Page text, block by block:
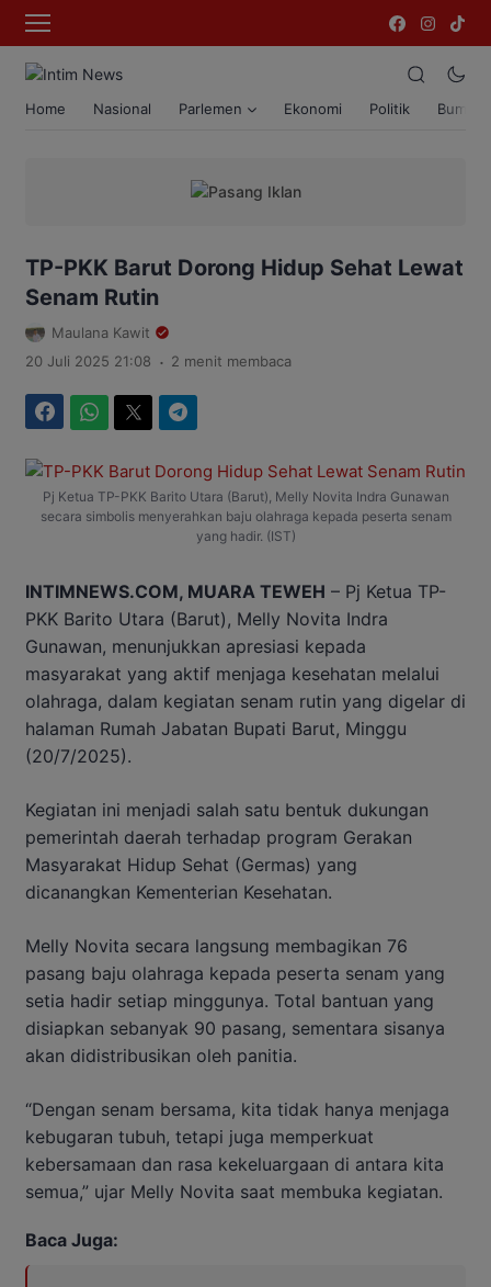
Home Nasional Parlemen Ekonomi Politik Bumi
TP-PKK Barut Dorong Hidup Sehat Lewat
Senam Rutin
Maulana Kawit
20 Juli 2025 21:08 . 2 menit membaca
Pj Ketua TP-PKK Barito Utara (Barut), Melly Novita Indra Gunawan
secara simbolis menyerahkan baju olahraga kepada peserta senam
yang hadir. (IST)
INTIMNEWS.COM, MUARA TEWEH – Pj Ketua TP-
PKK Barito Utara (Barut), Melly Novita Indra
Gunawan, menunjukkan apresiasi kepada
masyarakat yang aktif menjaga kesehatan melalui
olahraga, dalam kegiatan senam rutin yang digelar di
halaman Rumah Jabatan Bupati Barut, Minggu
(20/7/2025).
Kegiatan ini menjadi salah satu bentuk dukungan
pemerintah daerah terhadap program Gerakan
Masyarakat Hidup Sehat (Germas) yang
dicanangkan Kementerian Kesehatan.
Melly Novita secara langsung membagikan 76
pasang baju olahraga kepada peserta senam yang
setia hadir setiap minggunya. Total bantuan yang
disiapkan sebanyak 90 pasang, sementara sisanya
akan didistribusikan oleh panitia.
“Dengan senam bersama, kita tidak hanya menjaga
kebugaran tubuh, tetapi juga memperkuat
kebersamaan dan rasa kekeluargaan di antara kita
semua,” ujar Melly Novita saat membuka kegiatan.
Baca Juga: